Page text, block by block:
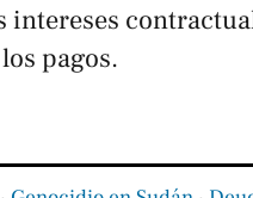
intereses
pagos.